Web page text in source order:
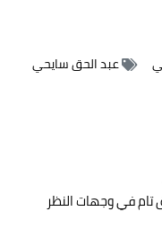
عبد الحق سايحي
تام في وجهات النظر